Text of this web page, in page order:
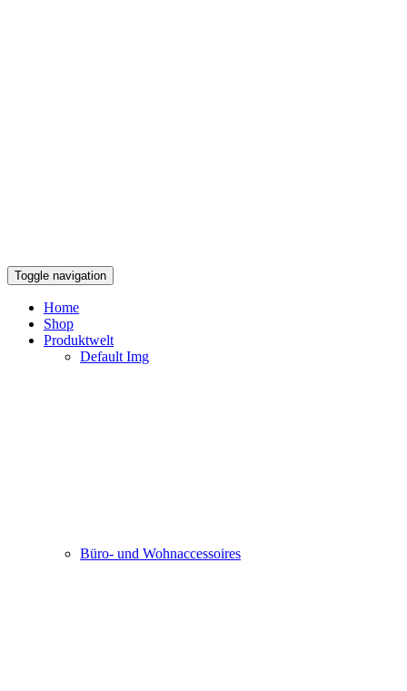
Toggle navigation
Home
Shop
Produktwelt
Default Img
Büro- und Wohnaccessoires